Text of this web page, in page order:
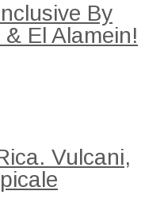
By
El Alamein!
Vulcani,